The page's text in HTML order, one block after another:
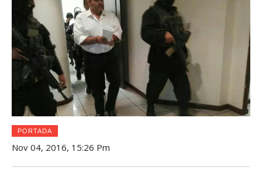
PORTADA
Nov 04, 2016, 15:26 Pm